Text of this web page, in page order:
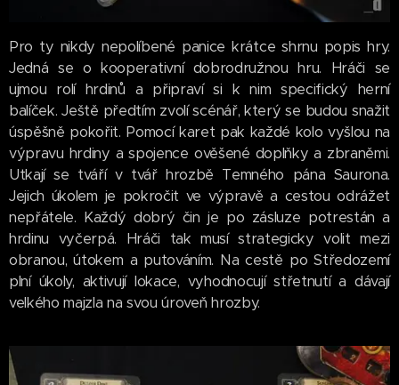
Pro ty nikdy nepolíbené panice krátce shrnu popis hry.
Jedná se o kooperativní dobrodružnou hru. Hráči se
ujmou rolí hrdinů a připraví si k nim specifický herní
balíček. Ještě předtím zvolí scénář, který se budou snažit
úspěšně pokořit. Pomocí karet pak každé kolo vyšlou na
výpravu hrdiny a spojence ověšené doplňky a zbraněmi.
Utkají se tváří v tvář hrozbě Temného pána Saurona.
Jejich úkolem je pokročit ve výpravě a cestou odrážet
nepřátele. Každý dobrý čin je po zásluze potrestán a
hrdinu vyčerpá. Hráči tak musí strategicky volit mezi
obranou, útokem a putováním. Na cestě po Středozemí
plní úkoly, aktivují lokace, vyhodnocují střetnutí a dávají
velkého majzla na svou úroveň hrozby.